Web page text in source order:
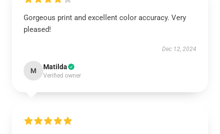
Gorgeous print and excellent color accuracy. Very
pleased!
Dec 12, 2024
M Matilda
Verified owner